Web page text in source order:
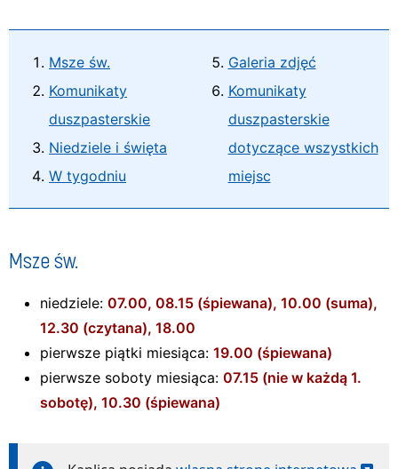
Msze św.
Komunikaty
duszpasterskie
Niedziele i święta
W tygodniu
Galeria zdjęć
Komunikaty
duszpasterskie
dotyczące wszystkich
miejsc
Msze św.
niedziele: 07.00, 08.15 (śpiewana), 10.00 (suma),
12.30 (czytana), 18.00
pierwsze piątki miesiąca: 19.00 (śpiewana)
pierwsze soboty miesiąca: 07.15 (nie w każdą 1.
sobotę), 10.30 (śpiewana)